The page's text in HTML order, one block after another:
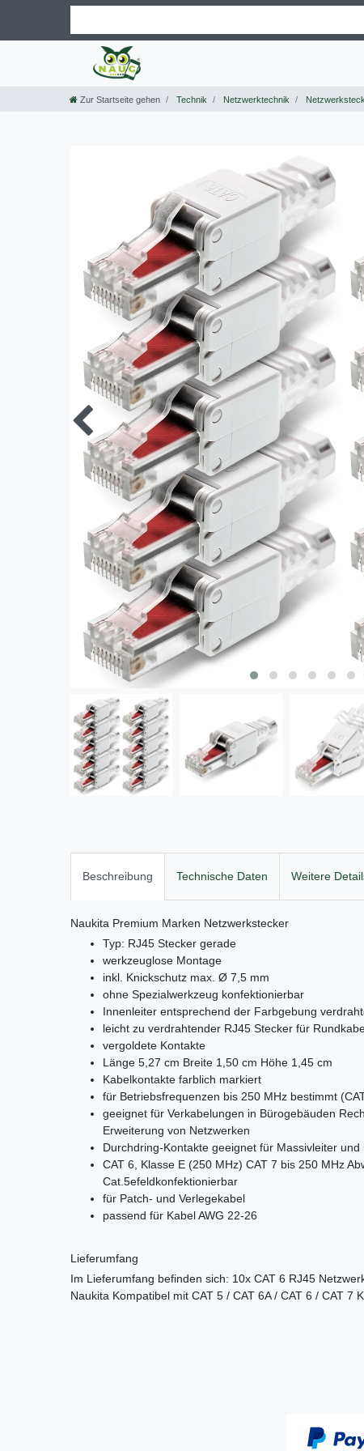
Zur Startseite gehen Technik Netzwerktechnik
Beschreibung Technische Daten Weitere
Naukita Premium Marken Netzwerkstecker
Typ: RJ45 Stecker gerade
werkzeuglose Montage
inkl. Knickschutz max. Ø 7,5 mm
ohne Spezialwerkzeug konfektionierbar
Innenleiter entsprechend der Farbgebung
leicht zu verdrahtender RJ45 Stecker für
vergoldete Kontakte
Länge 5,27 cm Breite 1,50 cm Höhe 1,45 cm
Kabelkontakte farblich markiert
für Betriebsfrequenzen bis 250 MHz bestimmt
geeignet für Verkabelungen in Bürogebäuden
Erweiterung von Netzwerken
Durchdring-Kontakte geeignet für Massivleiter und
CAT 6, Klasse E (250 MHz) CAT 7 bis 250 MHz
Cat.5efeldkonfektionierbar
für Patch- und Verlegekabel
passend für Kabel AWG 22-26
Lieferumfang
Im Lieferumfang befinden sich: 10x CAT 6 RJ45
Naukita Kompatibel mit CAT 5 / CAT 6A / CAT 6 / CAT 7